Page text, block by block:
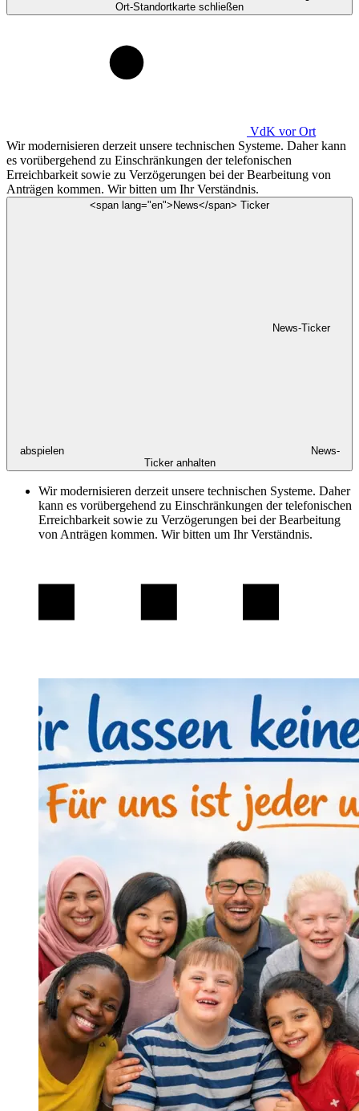
Ort-Standortkarte schließen
VdK vor Ort
Wir modernisieren derzeit unsere technischen Systeme. Daher kann
es vorübergehend zu Einschränkungen der telefonischen
Erreichbarkeit sowie zu Verzögerungen bei der Bearbeitung von
Anträgen kommen. Wir bitten um Ihr Verständnis.
<span lang="en">News</span> Ticker
News-Ticker
abspielen
News-
Ticker anhalten
Wir modernisieren derzeit unsere technischen Systeme. Daher
kann es vorübergehend zu Einschränkungen der telefonischen
Erreichbarkeit sowie zu Verzögerungen bei der Bearbeitung
von Anträgen kommen. Wir bitten um Ihr Verständnis.